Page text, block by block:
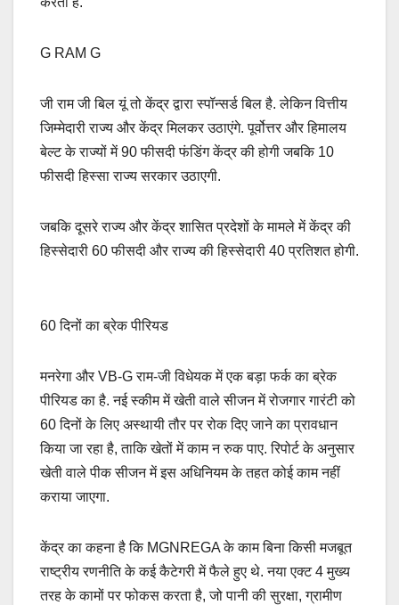
G RAM G
जी राम जी बिल यूं तो केंद्र द्वारा स्पॉन्सर्ड बिल है. लेकिन वित्तीय
जिम्मेदारी राज्य और केंद्र मिलकर उठाएंगे. पूर्वोत्तर और हिमालय
बेल्ट के राज्यों में 90 फीसदी फंडिंग केंद्र की होगी जबकि 10
फीसदी हिस्सा राज्य सरकार उठाएगी.
जबकि दूसरे राज्य और केंद्र शासित प्रदेशों के मामले में केंद्र की
हिस्सेदारी 60 फीसदी और राज्य की हिस्सेदारी 40 प्रतिशत होगी.
60 दिनों का ब्रेक पीरियड
मनरेगा और VB-G राम-जी विधेयक में एक बड़ा फर्क का ब्रेक
पीरियड का है. नई स्कीम में खेती वाले सीजन में रोजगार गारंटी को
60 दिनों के लिए अस्थायी तौर पर रोक दिए जाने का प्रावधान
किया जा रहा है, ताकि खेतों में काम न रुक पाए. रिपोर्ट के अनुसार
खेती वाले पीक सीजन में इस अधिनियम के तहत कोई काम नहीं
कराया जाएगा.
केंद्र का कहना है कि MGNREGA के काम बिना किसी मजबूत
राष्ट्रीय रणनीति के कई कैटेगरी में फैले हुए थे. नया एक्ट 4 मुख्य
तरह के कामों पर फोकस करता है, जो पानी की सुरक्षा, ग्रामीण